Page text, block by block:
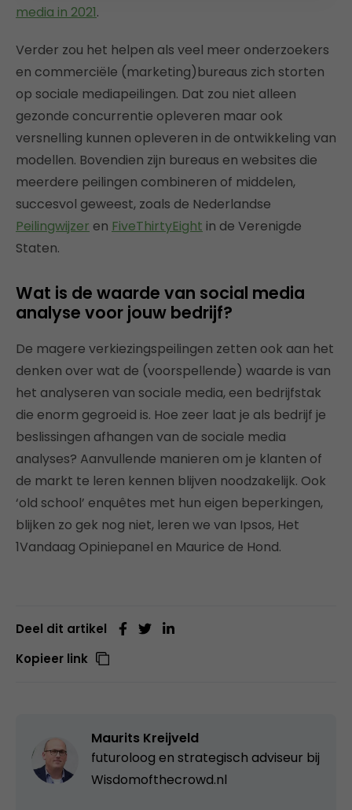
media in 2021.
Verder zou het helpen als veel meer onderzoekers
en commerciële (marketing)bureaus zich storten
op sociale mediapeilingen. Dat zou niet alleen
gezonde concurrentie opleveren maar ook
versnelling kunnen opleveren in de ontwikkeling van
modellen. Bovendien zijn bureaus en websites die
meerdere peilingen combineren of middelen,
succesvol geweest, zoals de Nederlandse
Peilingwijzer en FiveThirtyEight in de Verenigde
Staten.
Wat is de waarde van social media
analyse voor jouw bedrijf?
De magere verkiezingspeilingen zetten ook aan het
denken over wat de (voorspellende) waarde is van
het analyseren van sociale media, een bedrijfstak
die enorm gegroeid is. Hoe zeer laat je als bedrijf je
beslissingen afhangen van de sociale media
analyses? Aanvullende manieren om je klanten of
de markt te leren kennen blijven noodzakelijk. Ook
‘old school’ enquêtes met hun eigen beperkingen,
blijken zo gek nog niet, leren we van Ipsos, Het
1Vandaag Opiniepanel en Maurice de Hond.
Deel dit artikel
Kopieer link
Maurits Kreijveld
futuroloog en strategisch adviseur bij
Wisdomofthecrowd.nl